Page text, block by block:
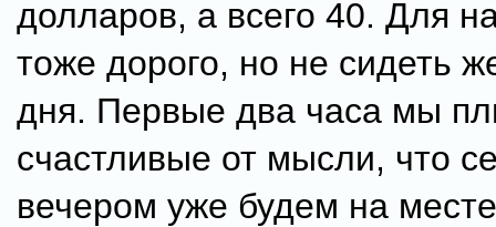
долларов, а всего 40. Для
тоже дорого, но не сидеть
дня. Первые два часа мы
счастливые от мысли, что
вечером уже будем на